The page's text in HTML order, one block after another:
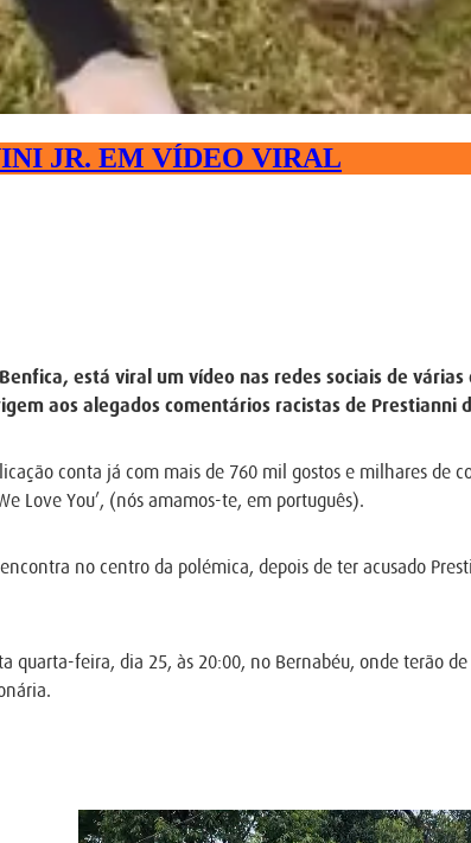
JR. EM VÍDEO VIRAL
está viral um vídeo nas redes sociais de
aos alegados comentários racistas de Prestianni
conta já com mais de 760 mil gostos e milhares de
Love You’, (nós amamos-te, em português).
no centro da polémica, depois de ter acusado
quarta-feira, dia 25, às 20:00, no Bernabéu, onde terão